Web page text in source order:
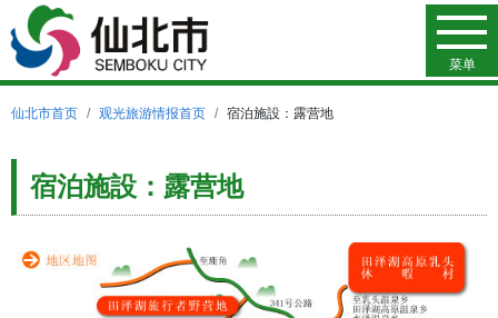
菜单
仙北市首页 观光旅游情报首页 宿泊施設：露营地
宿泊施設：露营地